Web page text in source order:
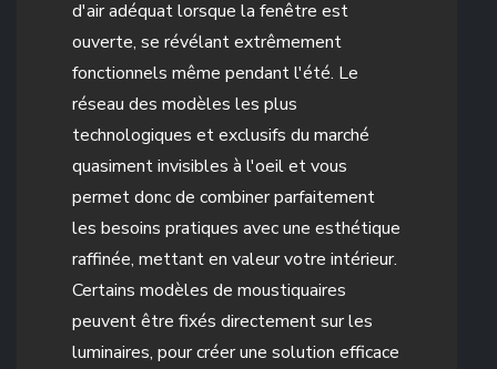
d'air adéquat lorsque la fenêtre est
ouverte, se révélant extrêmement
fonctionnels même pendant l'été. Le
réseau des modèles les plus
technologiques et exclusifs du marché
quasiment invisibles à l'oeil et vous
permet donc de combiner parfaitement
les besoins pratiques avec une esthétique
raffinée, mettant en valeur votre intérieur.
Certains modèles de moustiquaires
peuvent être fixés directement sur les
luminaires, pour créer une solution efficace